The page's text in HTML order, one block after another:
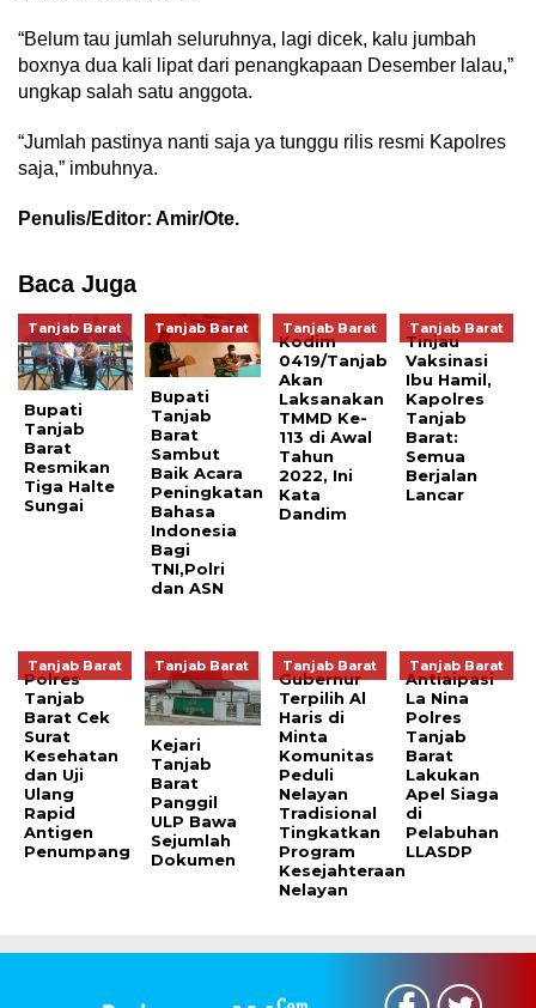
“Belum tau jumlah seluruhnya, lagi dicek, kalu jumbah
boxnya dua kali lipat dari penangkapaan Desember lalau,”
ungkap salah satu anggota.
“Jumlah pastinya nanti saja ya tunggu rilis resmi Kapolres
saja,” imbuhnya.
Penulis/Editor: Amir/Ote.
Baca Juga
Tanjab Barat
Bupati
Tanjab
Barat
Resmikan
Tiga Halte
Sungai
Tanjab Barat
Bupati
Tanjab
Barat
Sambut
Baik Acara
Peningkatan
Bahasa
Indonesia
Bagi
TNI,Polri
dan ASN
Tanjab Barat
Kodim
0419/Tanjab
Akan
Laksanakan
TMMD Ke-
113 di Awal
Tahun
2022, Ini
Kata
Dandim
Tanjab Barat
Tinjau
Vaksinasi
Ibu Hamil,
Kapolres
Tanjab
Barat:
Semua
Berjalan
Lancar
Tanjab Barat
Polres
Tanjab
Barat Cek
Surat
Kesehatan
dan Uji
Ulang
Rapid
Antigen
Penumpang
Tanjab Barat
Kejari
Tanjab
Barat
Panggil
ULP Bawa
Sejumlah
Dokumen
Tanjab Barat
Gubernur
Terpilih Al
Haris di
Minta
Komunitas
Peduli
Nelayan
Tradisional
Tingkatkan
Program
Kesejahteraan
Nelayan
Tanjab Barat
Antiaipasi
La Nina
Polres
Tanjab
Barat
Lakukan
Apel Siaga
di
Pelabuhan
LLASDP